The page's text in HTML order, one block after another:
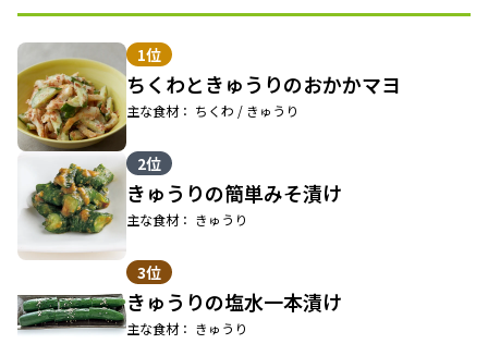
1位
ちくわときゅうりのおかかマヨ
主な食材： ちくわ / きゅうり
2位
きゅうりの簡単みそ漬け
主な食材： きゅうり
3位
きゅうりの塩水一本漬け
主な食材： きゅうり